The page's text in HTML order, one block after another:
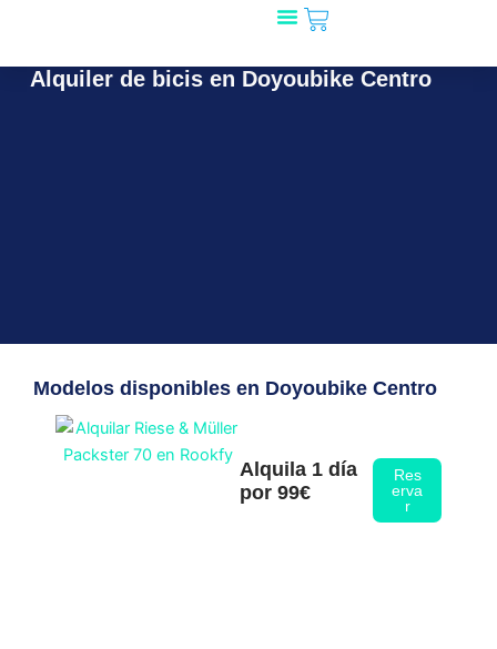
contenido
Alquiler de bicis en Doyoubike Centro
Modelos disponibles en Doyoubike Centro
Alquila 1 día
por 99€
Res
erva
r